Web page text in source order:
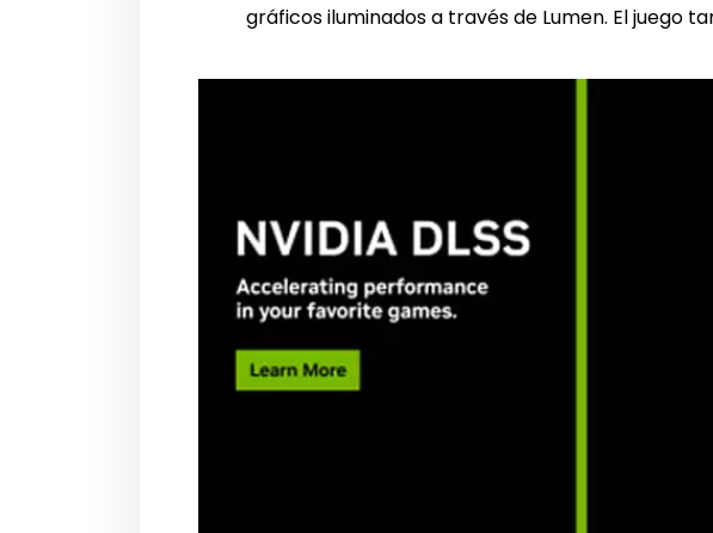
gráficos iluminados a través de Lumen. El juego